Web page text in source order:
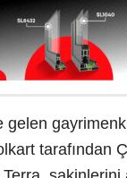
gelen
tarafından